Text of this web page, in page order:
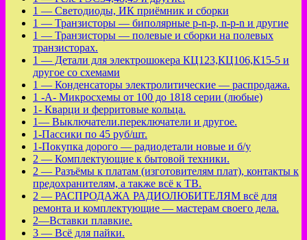
1 — Светодиоды, ИК приёмник и сборки
1 — Транзисторы — биполярные p-n-p, n-p-n и другие
1 — Транзисторы — полевые и сборки на полевых
транзисторах.
1 — Детали для электрошокера КЦ123,КЦ106,К15-5 и
другое со схемами
1 — Конденсаторы электролитические — распродажа.
1 -А- Микросхемы от 100 до 1818 серии (любые)
1- Кварци и ферритовые кольца.
1— Выключатели.переключатели и другое.
1-Пассики по 45 руб/шт.
1-Покупка дорого — радиодетали новые и б/у
2 — Комплектующие к бытовой техники.
2 — Разъёмы к платам (изготовителям плат), контакты к
предохранителям, а также всё к ТВ.
2 — РАСПРОДАЖА РАДИОЛЮБИТЕЛЯМ всё для
ремонта и комплектующие — мастерам своего дела.
2—Вставки плавкие.
3 — Всё для пайки.